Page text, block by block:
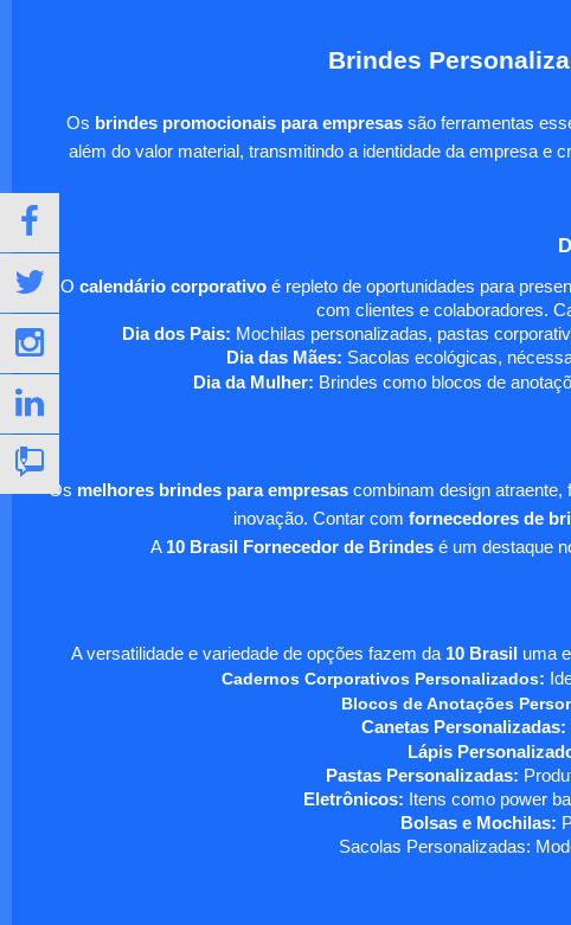
Brindes
Os brindes promocionais para empresassão ferramentas
além do valor material, transmitindo a identidade da empresa e
O calendário corporativo é repleto de oportunidades para
com clientes e colaboradores.
Dia dos Pais: Mochilas personalizadas, pastas
Dia das Mães: Sacolas ecológicas,
Dia da Mulher: Brindes como blocos de
Os melhores brindes para empresascombinam design atraente,
inovação. Contar com fornecedores de
A 10 Brasil Fornecedor de Brindesé um destaque
A versatilidade e variedade de opções fazem da 10 Brasil uma
Cadernos Corporativos Personalizados:
Blocos de Anotações
Canetas Personalizadas:
Lápis
Pastas Personalizadas:
Eletrônicos: Itens como power
Bolsas e Mochilas:
Sacolas Personalizadas: